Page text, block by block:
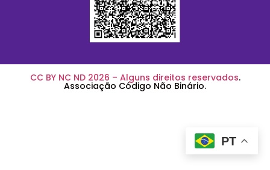
CC BY NC ND 2026 – Alguns direitos reservados.
Associação Código Não Binário.
PT